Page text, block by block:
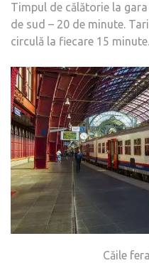
Timpul de călătorie la
de sud – 20 de minute.
circulă la fiecare 15 minute.
Căile